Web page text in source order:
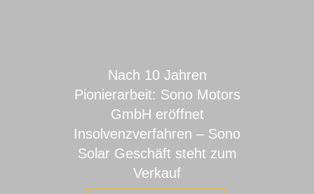
Nach 10 Jahren
Pionierarbeit: Sono Motors
GmbH eröffnet
Insolvenzverfahren – Sono
Solar Geschäft steht zum
Verkauf